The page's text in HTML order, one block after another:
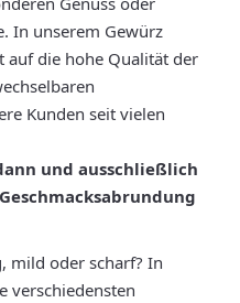
In unserem Gewürz
auf die hohe Qualität der
Kunden seit vielen
und ausschließlich
mild oder scharf? In
verschiedensten